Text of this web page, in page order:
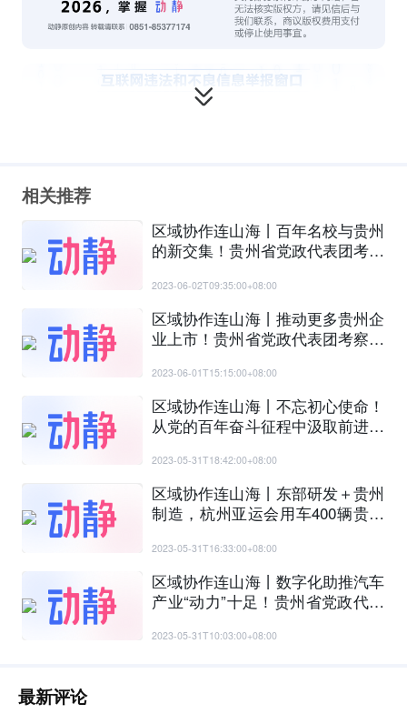
相关推荐
区域协作连山海丨百年名校与贵州
的新交集！贵州省党政代表团考察
2023-06-02T09:35:00+08:00
区域协作连山海丨推动更多贵州企
业上市！贵州省党政代表团考察上
2023-06-01T15:15:00+08:00
区域协作连山海丨不忘初心使命！
从党的百年奋斗征程中汲取前进力
2023-05-31T18:42:00+08:00
区域协作连山海丨东部研发＋贵州
制造，杭州亚运会用车400辆贵州
2023-05-31T16:33:00+08:00
区域协作连山海丨数字化助推汽车
产业“动力”十足！贵州省党政代表
2023-05-31T10:03:00+08:00
最新评论